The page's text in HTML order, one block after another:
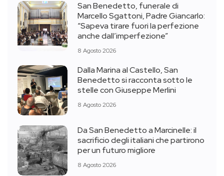
San Benedetto, funerale di
Marcello Sgattoni, Padre Giancarlo:
“Sapeva tirare fuori la perfezione
anche dall’imperfezione”
8 Agosto 2026
Dalla Marina al Castello, San
Benedetto si racconta sotto le
stelle con Giuseppe Merlini
8 Agosto 2026
Da San Benedetto a Marcinelle: il
sacrificio degli italiani che partirono
per un futuro migliore
8 Agosto 2026